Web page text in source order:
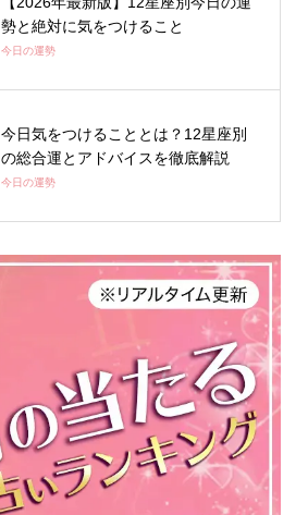
勢と絶対に気をつけること
今日の運勢
今日気をつけることとは？12星座別
の総合運とアドバイスを徹底解説
今日の運勢